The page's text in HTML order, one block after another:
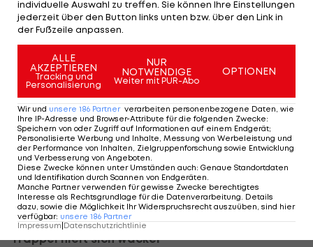
noch einen weiten Weg vor uns."
McIlroy traf Zuschauer
Rory McIlroy, ebenfalls Sechster, vergab eine
bessere Platzierung auf der 15. Bahn.
Der Nordire traf mit dem Ball nicht nur einen
Zuschauer, der am Kopf behandelt werden
musste und als Entschuldigung einen signierten
Handschuh bekam, er musste auch einen
Fehlschlag hinnehmen und kassierte ein Double
Bogey.
Trappel hielt sich wacker
individuelle Auswahl zu treffen. Sie können Ihre Einstellungen
jederzeit über den Button links unten bzw. über den Link in
der Fußzeile anpassen.
ALLE
AKZEPTIEREN
Tracking und
Personalisierung
NUR
NOTWENDIGE
Weiter mit PUR-Abo
OPTIONEN
Wir und unsere 186 Partner verarbeiten personenbezogene Daten, wie
Ihre IP-Adresse und Browser-Attribute für die folgenden Zwecke:
Speichern von oder Zugriff auf Informationen auf einem Endgerät;
Personalisierte Werbung und Inhalte, Messung von Werbeleistung und
der Performance von Inhalten, Zielgruppenforschung sowie Entwicklung
und Verbesserung von Angeboten.
Diese Zwecke können unter Umständen auch: Genaue Standortdaten
und Identifikation durch Scannen von Endgeräten.
Manche Partner verwenden für gewisse Zwecke berechtigtes
Interesse als Rechtsgrundlage für die Datenverarbeitung. Details
dazu, sowie die Möglichkeit Ihr Widerspruchsrecht auszuüben, sind hier
verfügbar: unsere 186 Partner
Impressum Datenschutzrichtlinie